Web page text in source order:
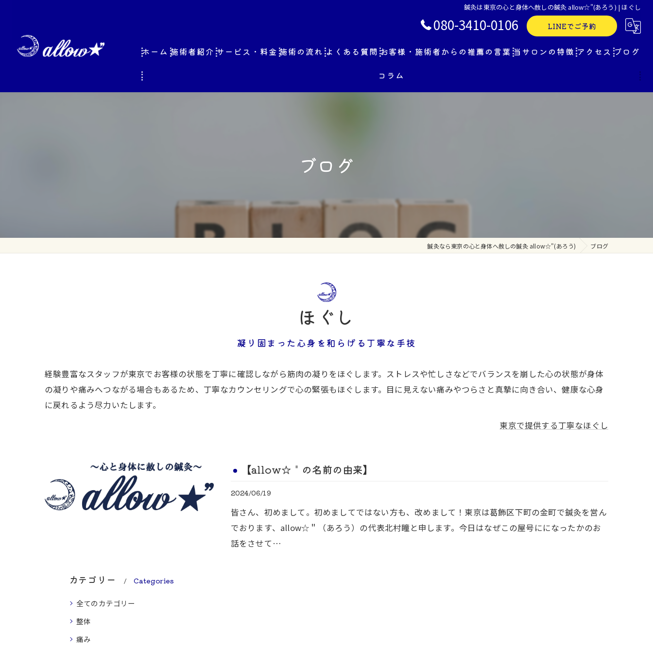
鍼灸は東京の心と身体へ赦しの鍼灸 allow☆"(あろう) | ほぐし
080-3410-0106 LINEでご予約
ホーム 施術者紹介 サービス・料金 施術の流れ よくある質問 お客様・施術者からの推薦の言葉 当サロンの特徴 アクセス ブログ
コラム
ブログ
鍼灸なら東京の心と身体へ赦しの鍼灸 allow☆"(あろう) ブログ
ほぐし
凝り固まった心身を和らげる丁寧な手技
経験豊富なスタッフが東京でお客様の状態を丁寧に確認しながら筋肉の凝りをほぐします。ストレスや忙しさなどでバランスを崩した心の状態が身体
の凝りや痛みへつながる場合もあるため、丁寧なカウンセリングで心の緊張もほぐします。目に見えない痛みやつらさと真摯に向き合い、健康な心身
に戻れるよう尽力いたします。
東京で提供する丁寧なほぐし
【allow☆＂の名前の由来】
2024/06/19
皆さん、初めまして。初めましてではない方も、改めまして！東京は葛飾区下町の金町で鍼灸を営ん
でおります、allow☆＂（あろう）の代表北村瞳と申します。今日はなぜこの屋号にになったかのお
話をさせて…
カテゴリー Categories
全てのカテゴリー
整体
痛み